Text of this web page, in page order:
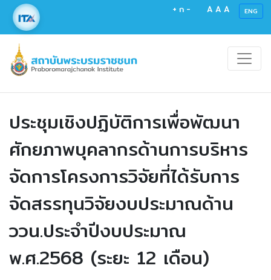
+ ก - A A A ENG
ประชุมเชิงปฏิบัติการเพื่อพัฒนา
ศักยภาพบุคลากรด้านการบริหาร
จัดการโครงการวิจัยที่ได้รับการ
จัดสรรทุนวิจัยงบประมาณด้าน
ววน.ประจำปีงบประมาณ
พ.ศ.2568 (ระยะ 12 เดือน)